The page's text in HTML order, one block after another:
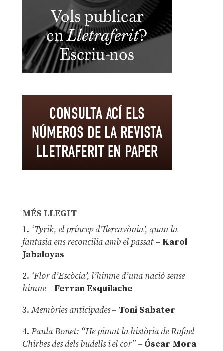
MÉS LLEGIT
1. ‘Tyrik, el príncep d’Ilercavònia’, quan la
fantasia ens reconcilia amb el passat– Karol
Jabaloyas
2. ‘Flor d’Escòcia’, l’himne d’una nació sense
himne– Ferran Esquilache
3. Memòries anticipades– Toni Sabater
4. Paula Bonet: “He pintat la història de Rafael
Chirbes des dels budells i el cor” –Óscar Mora